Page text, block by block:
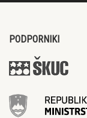
PODPORNIKI